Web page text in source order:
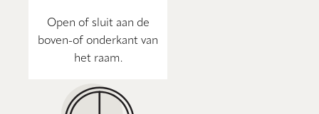
Open of sluit aan de
boven-of onderkant van
het raam.